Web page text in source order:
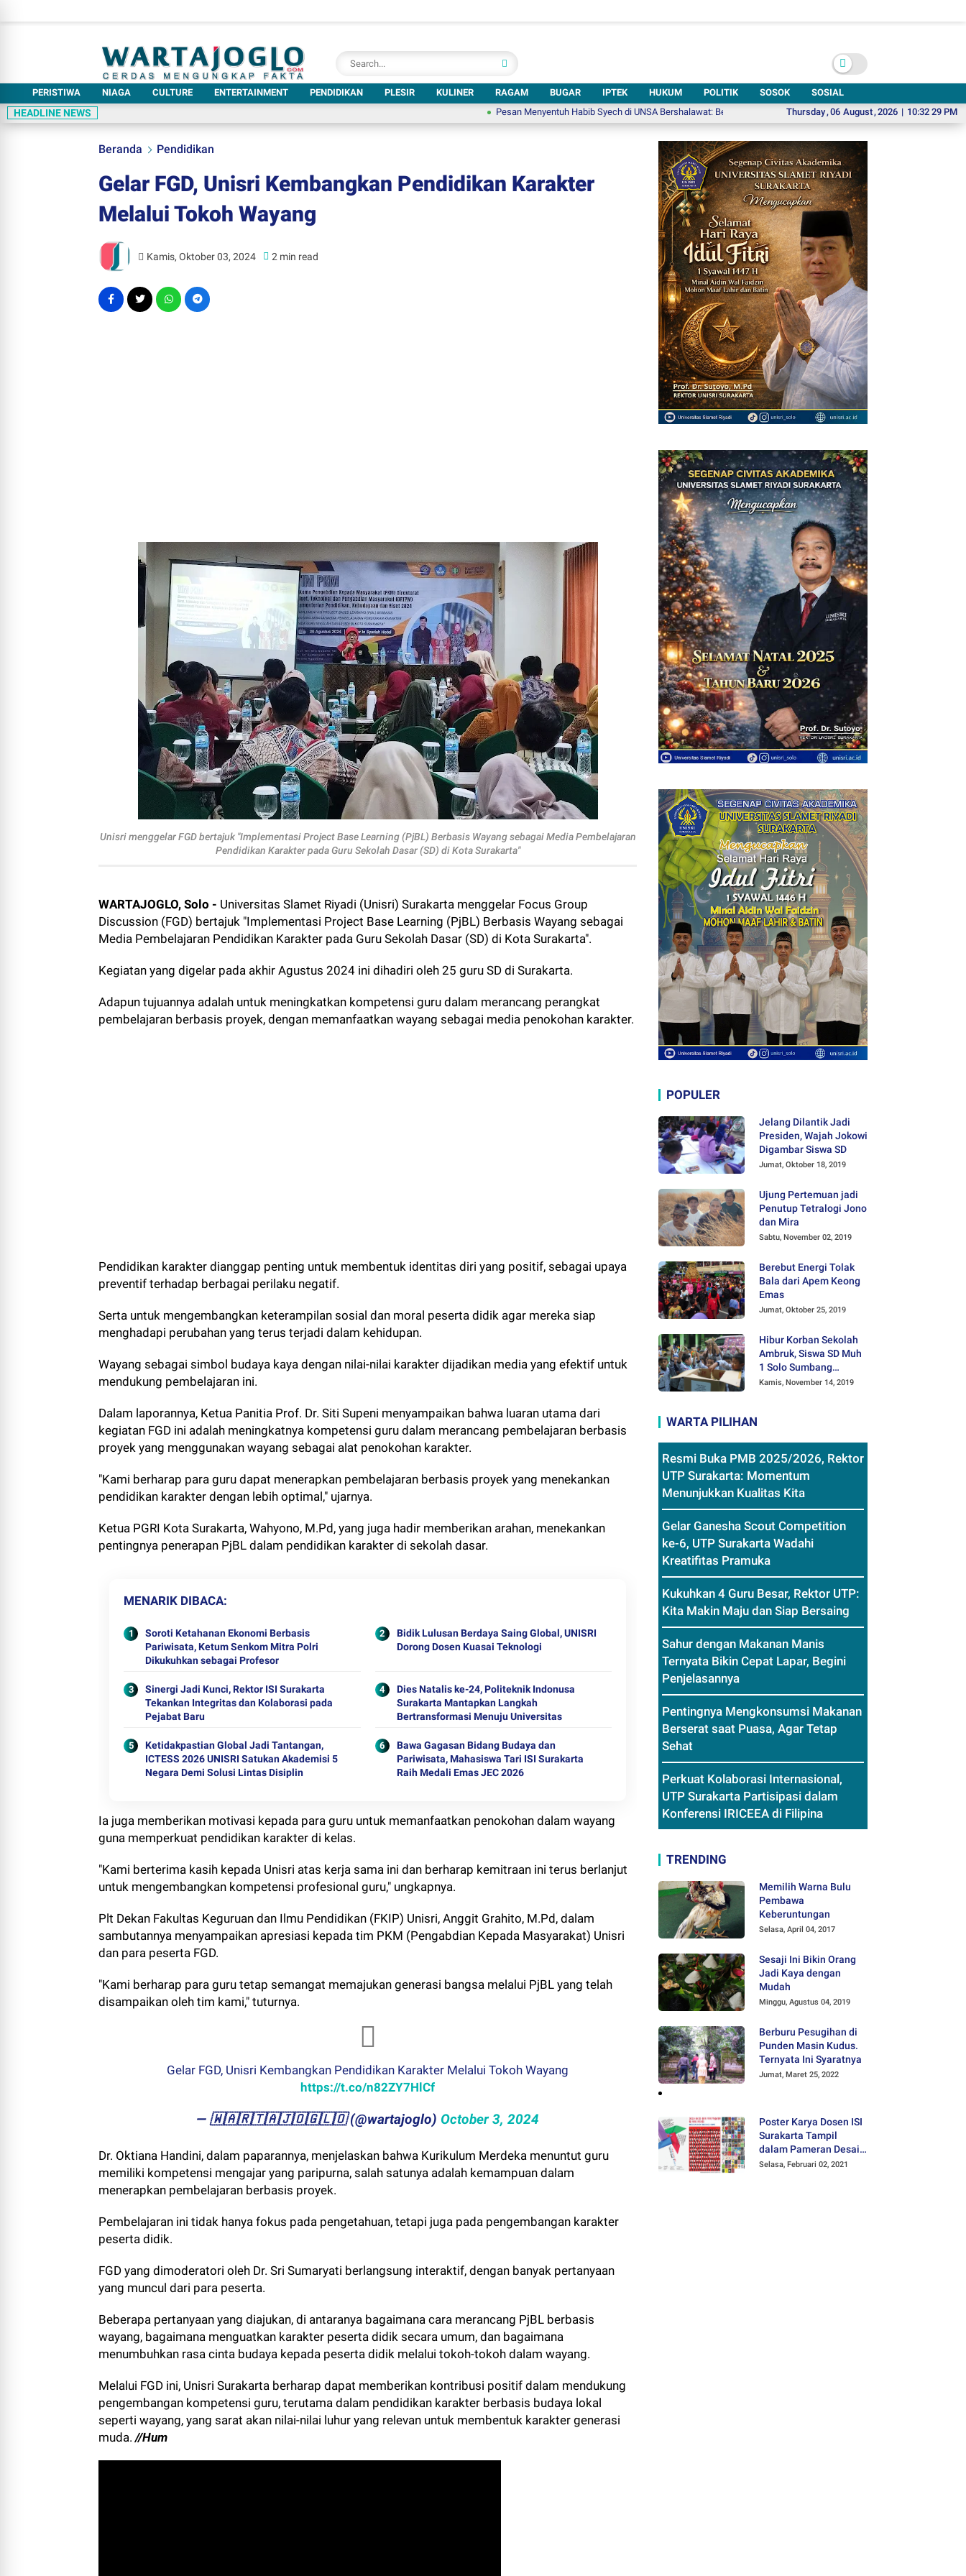
PERISTIWA NIAGA CULTURE ENTERTAINMENT PENDIDIKAN PLESIR KULINER RAGAM BUGAR IPTEK HUKUM POLITIK SOSOK
SOSIAL
Thursday,06 August,2026 | 10:32 30 PM
HEADLINE NEWS Pesan Menyentuh Habib Syech di UNSA Bershalawat: Bersihkan Hati untuk Membangun Negeri Mie Ayam Hot Plate,
Beranda Pendidikan
Gelar FGD, Unisri Kembangkan Pendidikan Karakter
Melalui Tokoh Wayang
Kamis, Oktober 03, 2024 2 min read
Unisri menggelar FGD bertajuk "Implementasi Project Base Learning (PjBL) Berbasis Wayang sebagai Media Pembelajaran
Pendidikan Karakter pada Guru Sekolah Dasar (SD) di Kota Surakarta"
WARTAJOGLO, Solo - Universitas Slamet Riyadi (Unisri) Surakarta menggelar Focus Group
Discussion (FGD) bertajuk "Implementasi Project Base Learning (PjBL) Berbasis Wayang sebagai
Media Pembelajaran Pendidikan Karakter pada Guru Sekolah Dasar (SD) di Kota Surakarta".
Kegiatan yang digelar pada akhir Agustus 2024 ini dihadiri oleh 25 guru SD di Surakarta.
Adapun tujuannya adalah untuk meningkatkan kompetensi guru dalam merancang perangkat
pembelajaran berbasis proyek, dengan memanfaatkan wayang sebagai media penokohan karakter.
Pendidikan karakter dianggap penting untuk membentuk identitas diri yang positif, sebagai upaya
preventif terhadap berbagai perilaku negatif.
Serta untuk mengembangkan keterampilan sosial dan moral peserta didik agar mereka siap
menghadapi perubahan yang terus terjadi dalam kehidupan.
Wayang sebagai simbol budaya kaya dengan nilai-nilai karakter dijadikan media yang efektif untuk
mendukung pembelajaran ini.
Dalam laporannya, Ketua Panitia Prof. Dr. Siti Supeni menyampaikan bahwa luaran utama dari
kegiatan FGD ini adalah meningkatnya kompetensi guru dalam merancang pembelajaran berbasis
proyek yang menggunakan wayang sebagai alat penokohan karakter.
"Kami berharap para guru dapat menerapkan pembelajaran berbasis proyek yang menekankan
pendidikan karakter dengan lebih optimal," ujarnya.
Ketua PGRI Kota Surakarta, Wahyono, M.Pd, yang juga hadir memberikan arahan, menekankan
pentingnya penerapan PjBL dalam pendidikan karakter di sekolah dasar.
MENARIK DIBACA
Soroti Ketahanan Ekonomi Berbasis
Pariwisata, Ketum Senkom Mitra Polri
Dikukuhkan sebagai Profesor
Bidik Lulusan Berdaya Saing Global, UNISRI
Dorong Dosen Kuasai Teknologi
Sinergi Jadi Kunci, Rektor ISI Surakarta
Tekankan Integritas dan Kolaborasi pada
Pejabat Baru
Dies Natalis ke-24, Politeknik Indonusa
Surakarta Mantapkan Langkah
Bertransformasi Menuju Universitas
Ketidakpastian Global Jadi Tantangan,
ICTESS 2026 UNISRI Satukan Akademisi 5
Negara Demi Solusi Lintas Disiplin
Bawa Gagasan Bidang Budaya dan
Pariwisata, Mahasiswa Tari ISI Surakarta
Raih Medali Emas JEC 2026
Ia juga memberikan motivasi kepada para guru untuk memanfaatkan penokohan dalam wayang
guna memperkuat pendidikan karakter di kelas.
"Kami berterima kasih kepada Unisri atas kerja sama ini dan berharap kemitraan ini terus berlanjut
untuk mengembangkan kompetensi profesional guru," ungkapnya.
Plt Dekan Fakultas Keguruan dan Ilmu Pendidikan (FKIP) Unisri, Anggit Grahito, M.Pd, dalam
sambutannya menyampaikan apresiasi kepada tim PKM (Pengabdian Kepada Masyarakat) Unisri
dan para peserta FGD.
"Kami berharap para guru tetap semangat memajukan generasi bangsa melalui PjBL yang telah
disampaikan oleh tim kami," tuturnya.
Gelar FGD, Unisri Kembangkan Pendidikan Karakter Melalui Tokoh Wayang
https://t.co/n82ZY7HlCf
— ​🇼​​🇦​​🇷​​🇹​​🇦​​🇯​​🇴​​🇬​​🇱​​🇴 (@wartajoglo) October 3, 2024
Dr. Oktiana Handini, dalam paparannya, menjelaskan bahwa Kurikulum Merdeka menuntut guru
memiliki kompetensi mengajar yang paripurna, salah satunya adalah kemampuan dalam
menerapkan pembelajaran berbasis proyek.
Pembelajaran ini tidak hanya fokus pada pengetahuan, tetapi juga pada pengembangan karakter
peserta didik.
FGD yang dimoderatori oleh Dr. Sri Sumaryati berlangsung interaktif, dengan banyak pertanyaan
yang muncul dari para peserta.
Beberapa pertanyaan yang diajukan, di antaranya bagaimana cara merancang PjBL berbasis
wayang, bagaimana menguatkan karakter peserta didik secara umum, dan bagaimana
menumbuhkan rasa cinta budaya kepada peserta didik melalui tokoh-tokoh dalam wayang.
Melalui FGD ini, Unisri Surakarta berharap dapat memberikan kontribusi positif dalam mendukung
pengembangan kompetensi guru, terutama dalam pendidikan karakter berbasis budaya lokal
seperti wayang, yang sarat akan nilai-nilai luhur yang relevan untuk membentuk karakter generasi
muda.//Hum
POPULER
Jelang Dilantik Jadi
Presiden, Wajah Jokowi
Digambar Siswa SD
Jumat, Oktober 18, 2019
Ujung Pertemuan jadi
Penutup Tetralogi Jono
dan Mira
Sabtu, November 02, 2019
Berebut Energi Tolak
Bala dari Apem Keong
Emas
Jumat, Oktober 25, 2019
Hibur Korban Sekolah
Ambruk, Siswa SD Muh
1 Solo Sumbang
Mainan Othok-othok
Kamis, November 14, 2019
WARTA PILIHAN
Resmi Buka PMB 2025/2026, Rektor
UTP Surakarta: Momentum
Menunjukkan Kualitas Kita
Gelar Ganesha Scout Competition
ke-6, UTP Surakarta Wadahi
Kreatifitas Pramuka
Kukuhkan 4 Guru Besar, Rektor UTP:
Kita Makin Maju dan Siap Bersaing
Sahur dengan Makanan Manis
Ternyata Bikin Cepat Lapar, Begini
Penjelasannya
Pentingnya Mengkonsumsi Makanan
Berserat saat Puasa, Agar Tetap
Sehat
Perkuat Kolaborasi Internasional,
UTP Surakarta Partisipasi dalam
Konferensi IRICEEA di Filipina
TRENDING
Memilih Warna Bulu
Pembawa
Keberuntungan
Selasa, April 04, 2017
Sesaji Ini Bikin Orang
Jadi Kaya dengan
Mudah
Minggu, Agustus 04, 2019
Berburu Pesugihan di
Punden Masin Kudus.
Ternyata Ini Syaratnya
Jumat, Maret 25, 2022
Poster Karya Dosen ISI
Surakarta Tampil
dalam Pameran Desain
Poster Internasional
Selasa, Februari 02, 2021